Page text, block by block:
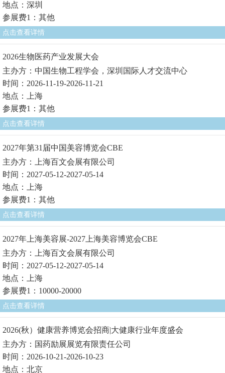
地点：深圳
参展费1：其他
点击查看详情
2026生物医药产业发展大会
主办方：中国生物工程学会，深圳国际人才交流中心
时间：2026-11-19-2026-11-21
地点：上海
参展费1：其他
点击查看详情
2027年第31届中国美容博览会CBE
主办方：上海百文会展有限公司
时间：2027-05-12-2027-05-14
地点：上海
参展费1：其他
点击查看详情
2027年上海美容展-2027上海美容博览会CBE
主办方：上海百文会展有限公司
时间：2027-05-12-2027-05-14
地点：上海
参展费1：10000-20000
点击查看详情
2026(秋）健康营养博览会招商|大健康行业年度盛会
主办方：国药励展展览有限责任公司
时间：2026-10-21-2026-10-23
地点：北京